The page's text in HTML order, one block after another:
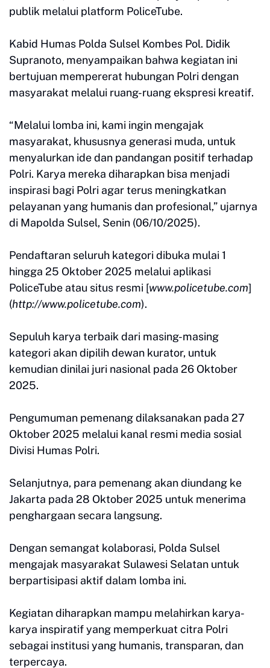
publik melalui platform PoliceTube.
Kabid Humas Polda Sulsel Kombes Pol. Didik
Supranoto, menyampaikan bahwa kegiatan ini
bertujuan mempererat hubungan Polri dengan
masyarakat melalui ruang-ruang ekspresi kreatif.
“Melalui lomba ini, kami ingin mengajak
masyarakat, khususnya generasi muda, untuk
menyalurkan ide dan pandangan positif terhadap
Polri. Karya mereka diharapkan bisa menjadi
inspirasi bagi Polri agar terus meningkatkan
pelayanan yang humanis dan profesional,” ujarnya
di Mapolda Sulsel, Senin (06/10/2025).
Pendaftaran seluruh kategori dibuka mulai 1
hingga 25 Oktober 2025 melalui aplikasi
PoliceTube atau situs resmi [www.policetube.com]
(http://www.policetube.com).
Sepuluh karya terbaik dari masing-masing
kategori akan dipilih dewan kurator, untuk
kemudian dinilai juri nasional pada 26 Oktober
2025.
Pengumuman pemenang dilaksanakan pada 27
Oktober 2025 melalui kanal resmi media sosial
Divisi Humas Polri.
Selanjutnya, para pemenang akan diundang ke
Jakarta pada 28 Oktober 2025 untuk menerima
penghargaan secara langsung.
Dengan semangat kolaborasi, Polda Sulsel
mengajak masyarakat Sulawesi Selatan untuk
berpartisipasi aktif dalam lomba ini.
Kegiatan diharapkan mampu melahirkan karya-
karya inspiratif yang memperkuat citra Polri
sebagai institusi yang humanis, transparan, dan
terpercaya.